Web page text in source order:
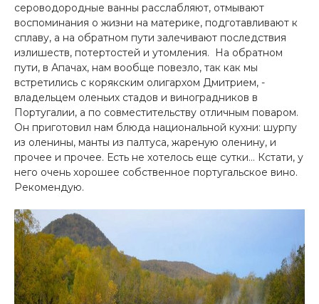
сероводородные ванны расслабляют, отмывают
воспоминания о жизни на материке, подготавливают к
сплаву, а на обратном пути залечивают последствия
излишеств, потертостей и утомления. На обратном
пути, в Апачах, нам вообще повезло, так как мы
встретились с корякским олигархом Дмитрием, -
владельцем оленьих стадов и виноградников в
Португалии, а по совместительству отличным поваром.
Он приготовил нам блюда национальной кухни: шурпу
из оленины, манты из палтуса, жареную оленину, и
прочее и прочее. Есть не хотелось еще сутки… Кстати, у
него очень хорошее собственное португальское вино.
Рекомендую.